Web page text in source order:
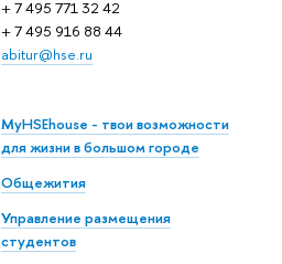
+ 7 495 771 32 42
+ 7 495 916 88 44
abitur@hse.ru
MyHSEhouse - твои возможности
для жизни в большом городе
Общежития
Управление размещения
студентов